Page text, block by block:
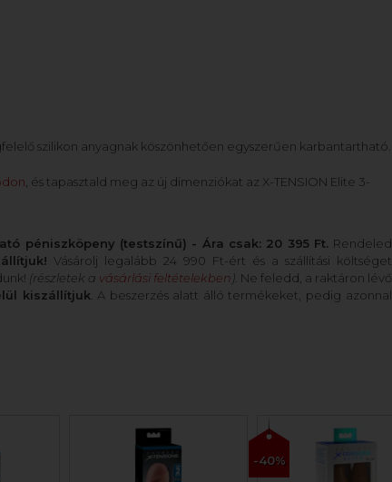
szilikon anyagnak köszönhetően egyszerűen karbantartható.
, és tapasztald meg az új dimenziókat az X-TENSION Elite 3-
péniszköpeny (testszínű) - Ára csak: 20 395 Ft. Rendeled
Vásárolj legalább 24 990 Ft-ért és a szállítási költséget
(részletek a vásárlási feltételekben). Ne feledd, a raktáron lévő
kiszállítjuk . A beszerzés alatt álló termékeket, pedig azonnal
-40%